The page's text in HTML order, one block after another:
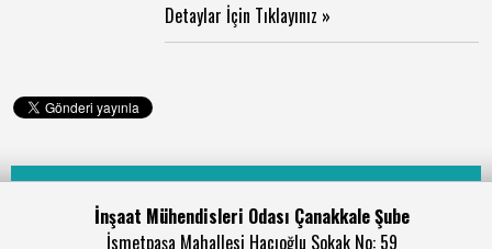
Detaylar İçin Tıklayınız »
İnşaat Mühendisleri Odası Çanakkale Şube
İsmetpaşa Mahallesi Hacıoğlu Sokak No: 59